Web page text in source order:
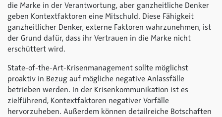
die Marke in der Verantwortung, aber ganzheitliche Denker
geben Kontextfaktoren eine Mitschuld. Diese Fähigkeit
ganzheitlicher Denker, externe Faktoren wahrzunehmen, ist
der Grund dafür, dass ihr Vertrauen in die Marke nicht
erschüttert wird.
State-of-the-Art-Krisenmanagement sollte möglichst
proaktiv in Bezug auf mögliche negative Anlassfälle
betrieben werden. In der Krisenkommunikation ist es
zielführend, Kontextfaktoren negativer Vorfälle
hervorzuheben. Außerdem können detailreiche Botschaften